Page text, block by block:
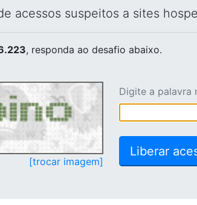
acessos suspeitos a sites
, responda ao desafio abaixo.
[trocar imagem]
Digite a palavra